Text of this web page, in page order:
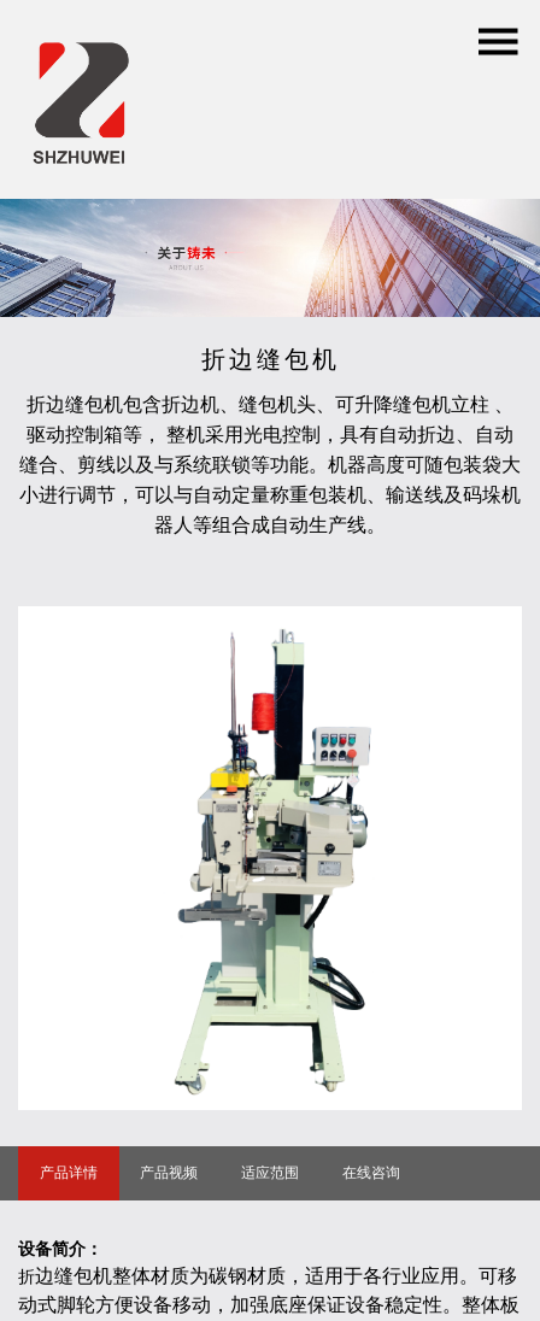
折边缝包机
折边缝包机包含折边机、缝包机头、可升降缝包机立柱 、
驱动控制箱等， 整机采用光电控制，具有自动折边、自动
缝合、剪线以及与系统联锁等功能。机器高度可随包装袋大
小进行调节，可以与自动定量称重包装机、输送线及码垛机
器人等组合成自动生产线。
产品详情 产品视频 适应范围 在线咨询
设备简介：
折边缝包机整体材质为碳钢材质，适用于各行业应用。可移
动式脚轮方便设备移动，加强底座保证设备稳定性。整体板